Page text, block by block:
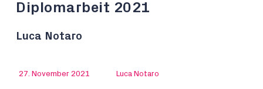
Diplomarbeit 2021
Luca Notaro
27. November 2021 Luca Notaro